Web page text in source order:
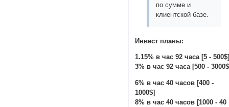
по сумме и
клиентской базе.
Инвест планы:
1.15% в час 92 часа [5 -
3% в час 92 часа [500 -
6% в час 40 часов [400 -
1000$]
8% в час 40 часов [1000 - 40